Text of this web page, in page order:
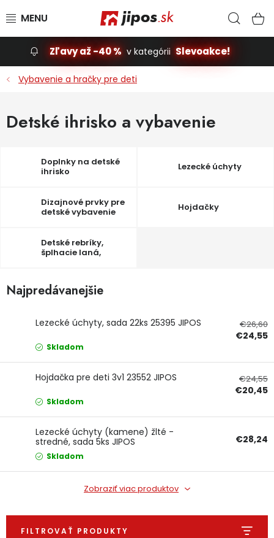
Slevoakce
Záhrada
Príslušenstvo pre automobily
Ochranné pracovné pomôcky
Vianoce
Doprava a platba Váš zákaznícky účet
Kontakty
Zľavy až -40 % v kategórii Slevoakce!
Vybavenie a hračky pre deti
Detské ihrisko a vybavenie
Doplnky na detské
ihrisko
Lezecké úchyty
Dizajnové prvky pre
detské vybavenie
Hojdačky
Detské rebríky,
šplhacie laná,
Najpredávanejšie
Lezecké úchyty, sada 22ks 25395 JIPOS €26,60
€24,55
Skladom
Hojdačka pre deti 3v1 23552 JIPOS €24,55
€20,45
Skladom
Lezecké úchyty (kamene) žlté -
stredné, sada 5ks JIPOS
€28,24
Skladom
Zobraziť viac produktov
FILTROVAŤ PRODUKTY